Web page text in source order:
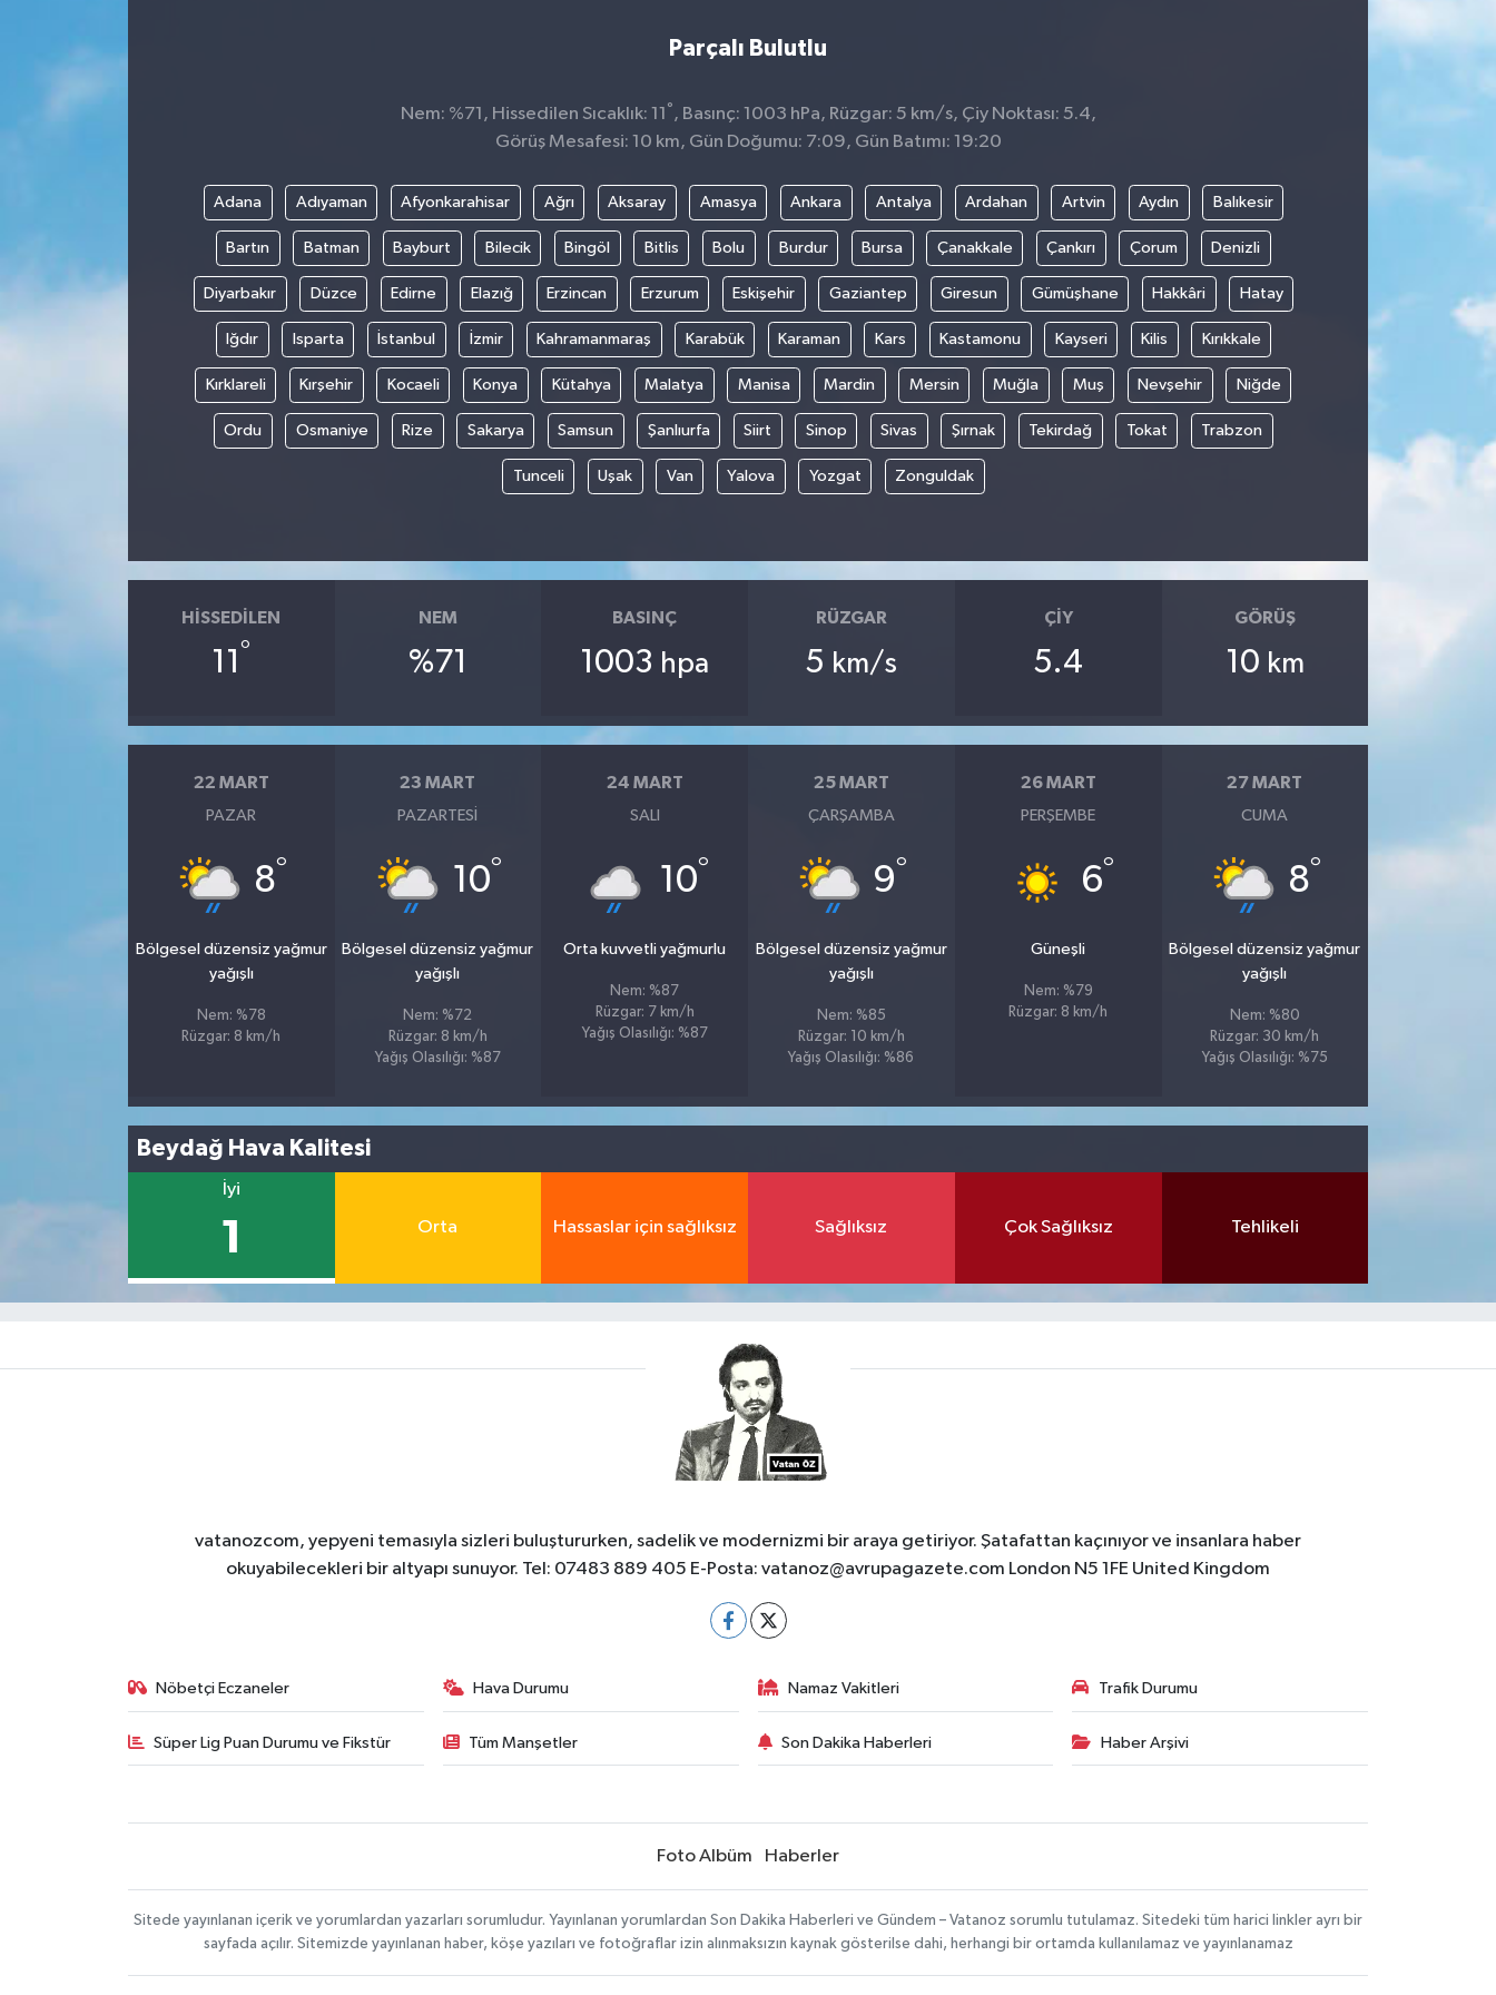
Parçalı Bulutlu
Nem: %71, Hissedilen Sıcaklık: 11 ° , Basınç: 1003 hPa, Rüzgar: 5 km/s, Çiy Noktası: 5.4,
Görüş Mesafesi: 10 km, Gün Doğumu: 7:09, Gün Batımı: 19:20
Adana Adıyaman Afyonkarahisar Ağrı Aksaray Amasya Ankara Antalya Ardahan Artvin Aydın Balıkesir
Bartın Batman Bayburt Bilecik Bingöl Bitlis Bolu Burdur Bursa Çanakkale Çankırı Çorum Denizli
Diyarbakır Düzce Edirne Elazığ Erzincan Erzurum Eskişehir Gaziantep Giresun Gümüşhane Hakkâri Hatay
Iğdır Isparta İstanbul İzmir Kahramanmaraş Karabük Karaman Kars Kastamonu Kayseri Kilis Kırıkkale
Kırklareli Kırşehir Kocaeli Konya Kütahya Malatya Manisa Mardin Mersin Muğla Muş Nevşehir Niğde
Ordu Osmaniye Rize Sakarya Samsun Şanlıurfa Siirt Sinop Sivas Şırnak Tekirdağ Tokat Trabzon
Tunceli Uşak Van Yalova Yozgat Zonguldak
HISSEDILEN
11 °
NEM
%71
BASINÇ
1003 hpa
RÜZGAR
5 km/s
ÇIY
5.4
GÖRÜŞ
10 km
22 MART
PAZAR
8°
Bölgesel düzensiz yağmur
yağışlı
Nem: %78
Rüzgar: 8 km/h
23 MART
PAZARTESI
10°
Bölgesel düzensiz yağmur
yağışlı
Nem: %72
Rüzgar: 8 km/h
Yağış Olasılığı: %87
24 MART
SALI
10°
Orta kuvvetli yağmurlu
Nem: %87
Rüzgar: 7 km/h
Yağış Olasılığı: %87
25 MART
ÇARŞAMBA
9°
Bölgesel düzensiz yağmur
yağışlı
Nem: %85
Rüzgar: 10 km/h
Yağış Olasılığı: %86
26 MART
PERŞEMBE
6°
Güneşli
Nem: %79
Rüzgar: 8 km/h
27 MART
CUMA
8°
Bölgesel düzensiz yağmur
yağışlı
Nem: %80
Rüzgar: 30 km/h
Yağış Olasılığı: %75
Beydağ Hava Kalitesi
İyi
1 Orta Hassaslar için sağlıksız Sağlıksız Çok Sağlıksız Tehlikeli
vatanozcom, yepyeni temasıyla sizleri buluştururken, sadelik ve modernizmi bir araya getiriyor. Şatafattan kaçınıyor ve insanlara haber
okuyabilecekleri bir altyapı sunuyor. Tel: 07483 889 405 E-Posta: vatanoz@avrupagazete.com London N5 1FE United Kingdom
Nöbetçi Eczaneler Hava Durumu Namaz Vakitleri Trafik Durumu
Süper Lig Puan Durumu ve Fikstür Tüm Manşetler Son Dakika Haberleri Haber Arşivi
Foto Albüm Haberler
Sitede yayınlanan içerik ve yorumlardan yazarları sorumludur. Yayınlanan yorumlardan Son Dakika Haberleri ve Gündem – Vatanoz sorumlu tutulamaz. Sitedeki tüm harici linkler ayrı bir
sayfada açılır. Sitemizde yayınlanan haber, köşe yazıları ve fotoğraflar izin alınmaksızın kaynak gösterilse dahi, herhangi bir ortamda kullanılamaz ve yayınlanamaz